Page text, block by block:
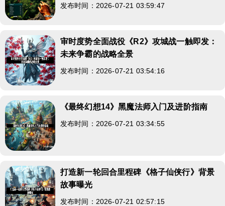
发布时间：2026-07-21 03:59:47
审时度势全面战役《R2》攻城战一触即发：
未来争霸的战略全景
发布时间：2026-07-21 03:54:16
《最终幻想14》黑魔法师入门及进阶指南
发布时间：2026-07-21 03:34:55
打造新一轮回合里程碑《格子仙侠行》背景
故事曝光
发布时间：2026-07-21 02:57:15